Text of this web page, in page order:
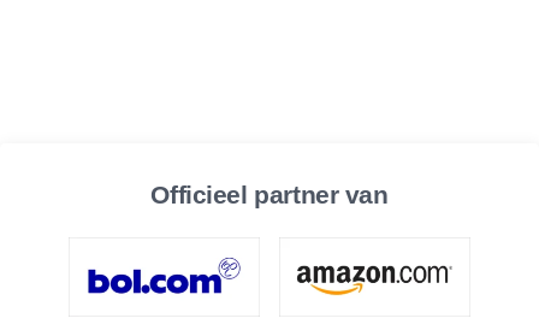
Officieel partner van